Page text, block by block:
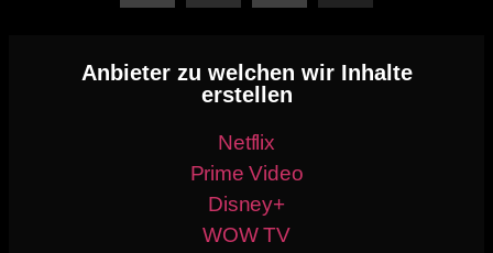
Anbieter zu welchen wir Inhalte
erstellen
Netflix
Prime Video
Disney+
WOW TV